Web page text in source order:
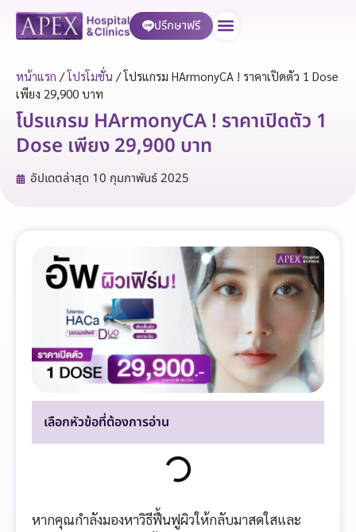
ปรึกษาฟรี
หน้าแรก /โปรโมชั่น /โปรแกรม HArmonyCA ! ราคาเปิดตัว 1 Dose
เพียง 29,900 บาท
โปรแกรม HArmonyCA ! ราคาเปิดตัว 1
Dose เพียง 29,900 บาท
อัปเดตล่าสุด 10 กุมภาพันธ์ 2025
เลือกหัวข้อที่ต้องการอ่าน
หากคุณกำลังมองหาวิธีฟื้นฟูผิวให้กลับมาสดใสและ